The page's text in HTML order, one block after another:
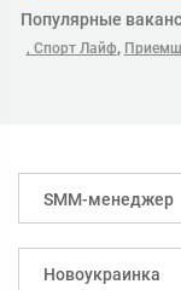
Популярные
, Спорт Лайф,
SMM-менеджер
Новоукраинка